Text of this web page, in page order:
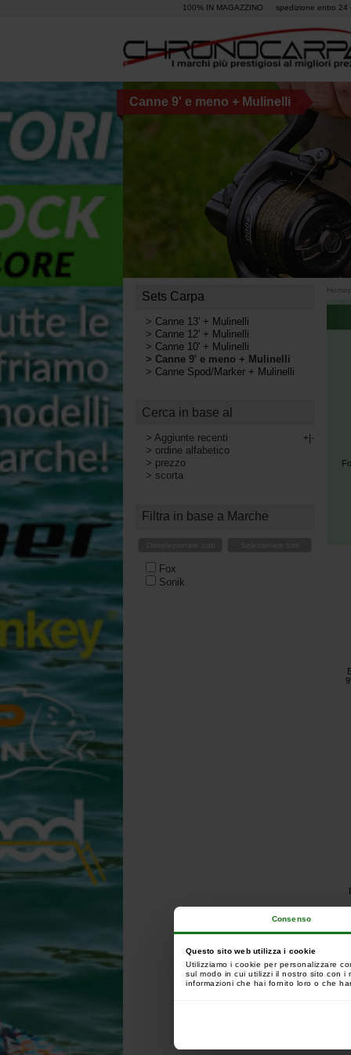
Consenso
Questo sito web utilizza i cookie
Utilizziamo i cookie per personalizzare
sul modo in cui utilizzi il nostro sito con
informazioni che hai fornito loro o che
100% IN MAGAZZINO spedizione entro 24
Canne 9' e meno + Mulinelli
Sets Carpa
> Canne 13' + Mulinelli
> Canne 12' + Mulinelli
> Canne 10' + Mulinelli
> Canne 9' e meno + Mulinelli
> Canne Spod/Marker + Mulinelli
Cerca in base al
> Aggiunte recenti +|-
> ordine alfabetico
> prezzo
> scorta
Filtra in base a Marche
Fox
Sonik